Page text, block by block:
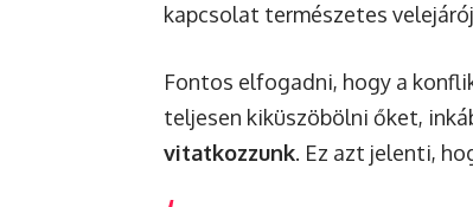
kapcsolat természetes
Fontos elfogadni, hogy a
teljesen kiküszöbölni őket,
vitatkozzunk. Ez azt jelenti,